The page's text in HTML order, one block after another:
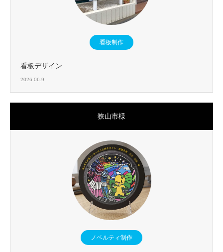
看板制作
看板デザイン
2026.06.9
狭山市様
ノベルティ制作